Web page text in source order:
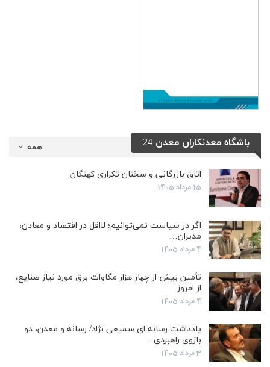
همه باشگاه معدنکاران معدن 24
اتاق بازرگانی و سخنان تکراری کهنگان
15 مرداد 1405
اگر در سیاست نمی‌توانیم؛ لااقل در اقتصاد و معادن،
مدیران…
4 مرداد 1405
تأمین بیش از چهار هزار مگاوات برق مورد نیاز صنایع،
از امروز
4 مرداد 1405
یادداشت رسانه ای سمیعی نژاد/ رسانه و معدن، دو
بازوی راهبردی…
3 مرداد 1405